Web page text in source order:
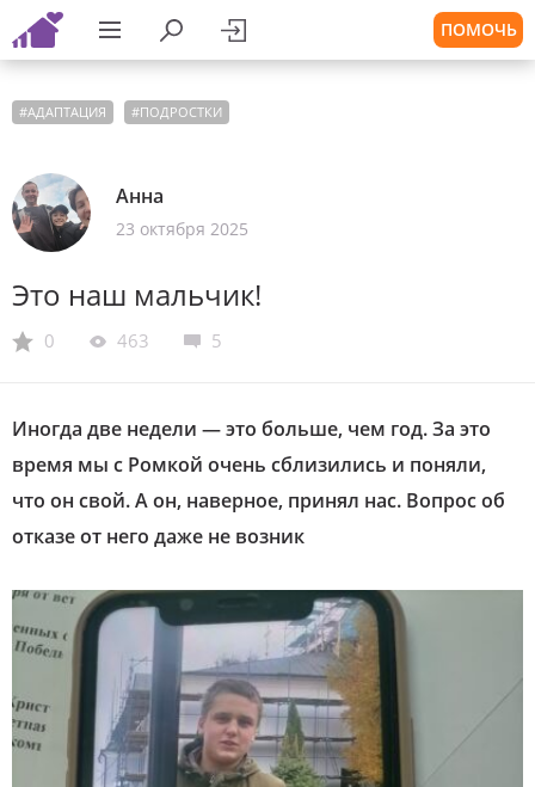
ПОМОЧЬ
#АДАПТАЦИЯ #ПОДРОСТКИ
Анна
23 октября 2025
Это наш мальчик!
0 463 5
Иногда две недели — это больше, чем год. За это
время мы с Ромкой очень сблизились и поняли,
что он свой. А он, наверное, принял нас. Вопрос об
отказе от него даже не возник